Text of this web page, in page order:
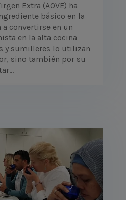
Extra (AOVE) ha
básico en la
convertirse en un
en la alta cocina
y sumilleres lo utilizan
sino también por su